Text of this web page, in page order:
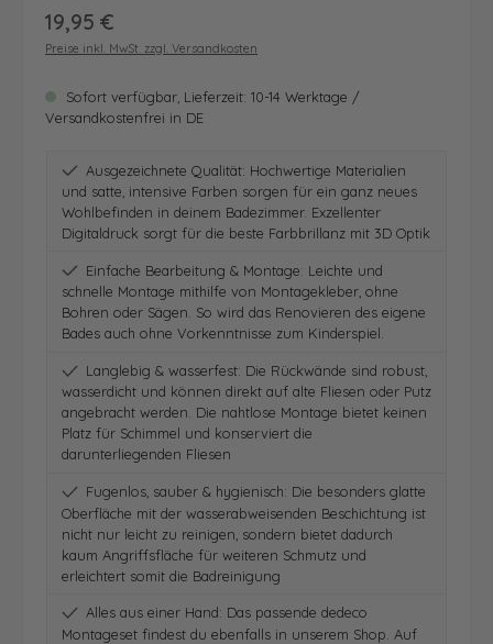
Regulärer Preis:
19,95 €
Preise inkl. MwSt. zzgl. Versandkosten
Sofort verfügbar, Lieferzeit: 10-14 Werktage /
Versandkostenfrei in DE
Ausgezeichnete Qualität: Hochwertige Materialien
und satte, intensive Farben sorgen für ein ganz neues
Wohlbefinden in deinem Badezimmer. Exzellenter
Digitaldruck sorgt für die beste Farbbrillanz mit 3D Optik
Einfache Bearbeitung & Montage: Leichte und
schnelle Montage mithilfe von Montagekleber, ohne
Bohren oder Sägen. So wird das Renovieren des eigene
Bades auch ohne Vorkenntnisse zum Kinderspiel.
Langlebig & wasserfest: Die Rückwände sind robust,
wasserdicht und können direkt auf alte Fliesen oder Putz
angebracht werden. Die nahtlose Montage bietet keinen
Platz für Schimmel und konserviert die
darunterliegenden Fliesen
Fugenlos, sauber & hygienisch: Die besonders glatte
Oberfläche mit der wasserabweisenden Beschichtung ist
nicht nur leicht zu reinigen, sondern bietet dadurch
kaum Angriffsfläche für weiteren Schmutz und
erleichtert somit die Badreinigung
Alles aus einer Hand: Das passende dedeco
Montageset findest du ebenfalls in unserem Shop. Auf